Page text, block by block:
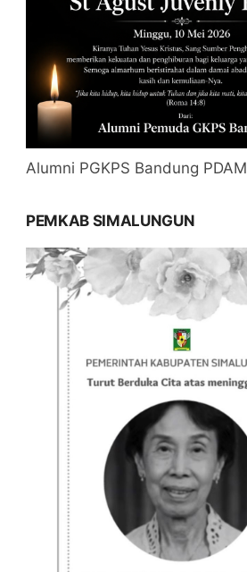
Alumni PGKPS Bandung PDAM
PEMKAB SIMALUNGUN